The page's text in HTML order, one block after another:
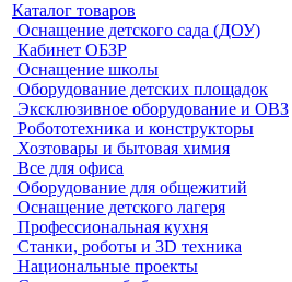
Каталог товаров
Оснащение детского сада (ДОУ)
Кабинет ОБЗР
Оснащение школы
Оборудование детских площадок
Эксклюзивное оборудование и ОВЗ
Робототехника и конструкторы
Хозтовары и бытовая химия
Все для офиса
Оборудование для общежитий
Оснащение детского лагеря
Профессиональная кухня
Станки, роботы и 3D техника
Национальные проекты